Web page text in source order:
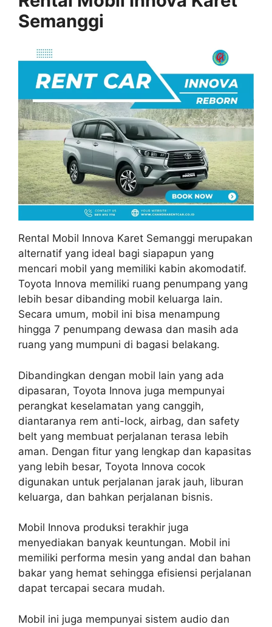
Semanggi
Rental Mobil Innova Karet Semanggi merupakan
alternatif yang ideal bagi siapapun yang
mencari mobil yang memiliki kabin akomodatif.
Toyota Innova memiliki ruang penumpang yang
lebih besar dibanding mobil keluarga lain.
Secara umum, mobil ini bisa menampung
hingga 7 penumpang dewasa dan masih ada
ruang yang mumpuni di bagasi belakang.
Dibandingkan dengan mobil lain yang ada
dipasaran, Toyota Innova juga mempunyai
perangkat keselamatan yang canggih,
diantaranya rem anti-lock, airbag, dan safety
belt yang membuat perjalanan terasa lebih
aman. Dengan fitur yang lengkap dan kapasitas
yang lebih besar, Toyota Innova cocok
digunakan untuk perjalanan jarak jauh, liburan
keluarga, dan bahkan perjalanan bisnis.
Mobil Innova produksi terakhir juga
menyediakan banyak keuntungan. Mobil ini
memiliki performa mesin yang andal dan bahan
bakar yang hemat sehingga efisiensi perjalanan
dapat tercapai secara mudah.
Mobil ini juga mempunyai sistem audio dan